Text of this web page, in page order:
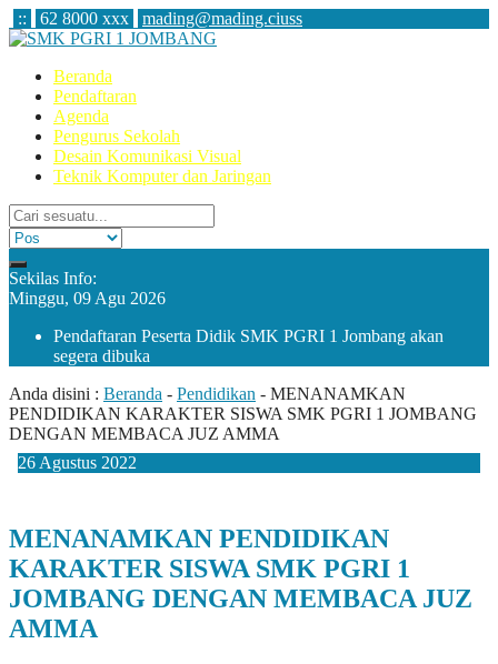
:: 62 8000 xxx mading@mading.ciuss
Beranda
Pendaftaran
Agenda
Pengurus Sekolah
Desain Komunikasi Visual
Teknik Komputer dan Jaringan
Sekilas Info:
Minggu, 09 Agu 2026
Pendaftaran Peserta Didik SMK PGRI 1 Jombang akan
segera dibuka
Anda disini : Beranda - Pendidikan - MENANAMKAN
PENDIDIKAN KARAKTER SISWA SMK PGRI 1 JOMBANG
DENGAN MEMBACA JUZ AMMA
26 Agustus 2022
MENANAMKAN PENDIDIKAN
KARAKTER SISWA SMK PGRI 1
JOMBANG DENGAN MEMBACA JUZ
AMMA